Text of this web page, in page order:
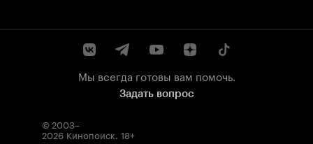
Мы всегда готовы вам помочь.
Задать вопрос
© 2003–
2026 Кинопоиск. 18+